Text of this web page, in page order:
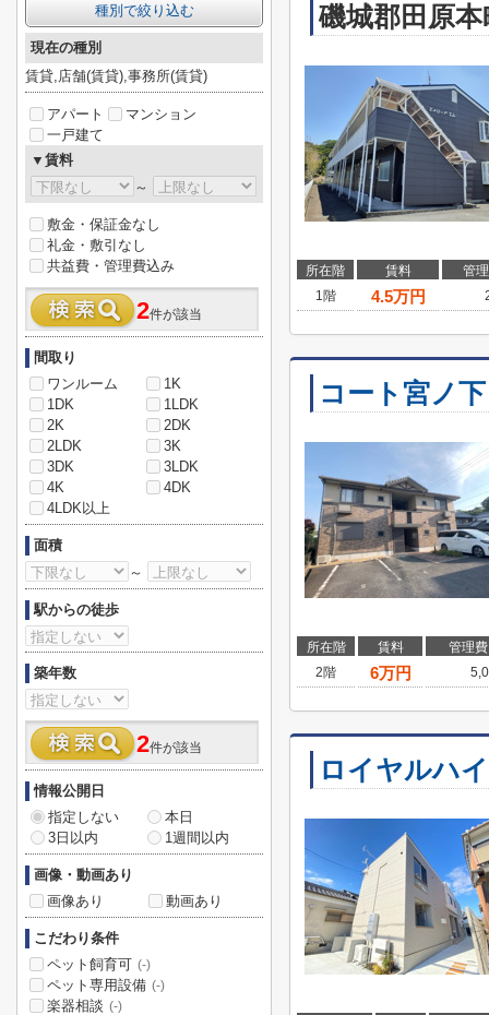
磯城郡田原
所在階 賃料
管
1階
4.5万円
コート宮ノ下
所在階 賃料
管理
2階
6万円
ロイヤルハ
種別で絞り込む
現在の種別
賃貸,店舗(賃貸),事務所(賃貸)
アパート
マンション
一戸建て
▼賃料
～
敷金・保証金なし
礼金・敷引なし
共益費・管理費込み
2件が該当
間取り
ワンルーム
1K
1DK
1LDK
2K
2DK
2LDK
3K
3DK
3LDK
4K
4DK
4LDK以上
面積
～
駅からの徒歩
築年数
2件が該当
情報公開日
指定しない
本日
3日以内
1週間以内
画像・動画あり
画像あり
動画あり
こだわり条件
ペット飼育可 (-)
ペット専用設備 (-)
楽器相談 (-)